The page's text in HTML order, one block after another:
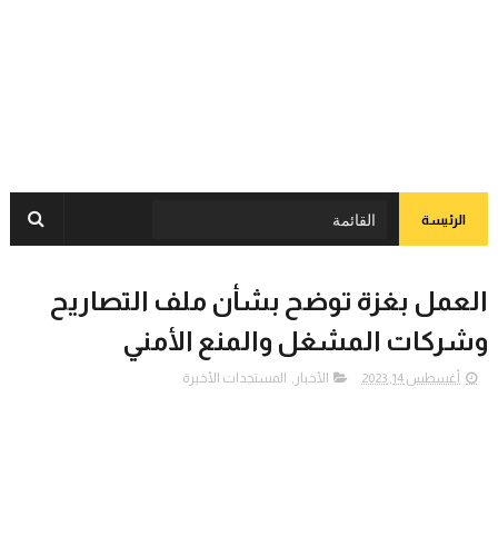
الرئيسة
العمل بغزة توضح بشأن ملف التصاريح
وشركات المشغل والمنع الأمني
أغسطس 14, 2023 الأخبار , المستجدات الأخيرة